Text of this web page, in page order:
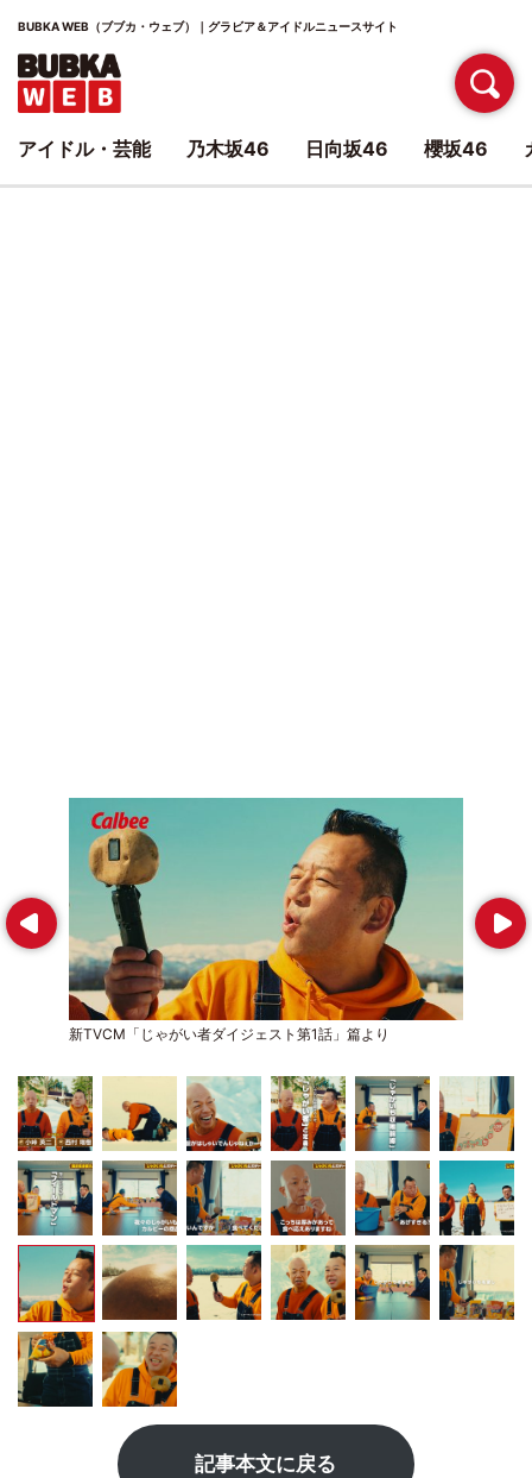
BUBKA WEB（ブブカ・ウェブ）｜グラビア＆アイドルニュースサイト
Prev
新TVCM「じゃがい者ダイジェスト第1話」篇より
Next
記事本文に戻る
アイドル・芸能 乃木坂46 日向坂46 櫻坂46